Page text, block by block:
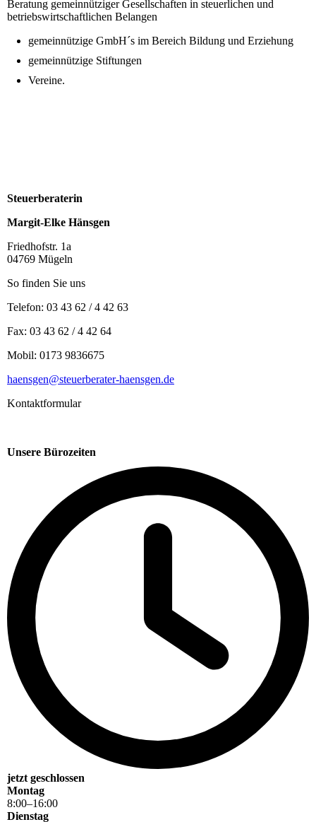
Beratung gemeinnütziger Gesellschaften in steuerlichen und
betriebswirtschaftlichen Belangen
gemeinnützige GmbH´s im Bereich Bildung und Erziehung
gemeinnützige Stiftungen
Vereine.
Steuerberaterin
Margit-Elke Hänsgen
Friedhofstr. 1a
04769 Mügeln
So finden Sie uns
Telefon: 03 43 62 / 4 42 63
Fax: 03 43 62 / 4 42 64
Mobil: 0173 9836675
haensgen@steuerberater-haensgen.de
Kontaktformular
Unsere Bürozeiten
jetzt geschlossen
Montag
8:00–16:00
Dienstag